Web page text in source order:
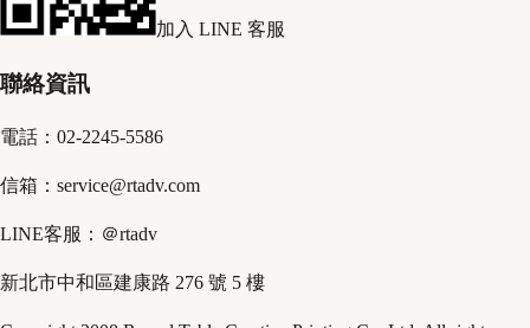
加入 LINE 客服
聯絡資訊
電話：02-2245-5586
信箱：service@rtadv.com
LINE客服：＠rtadv
新北市中和區建康路 276 號 5 樓